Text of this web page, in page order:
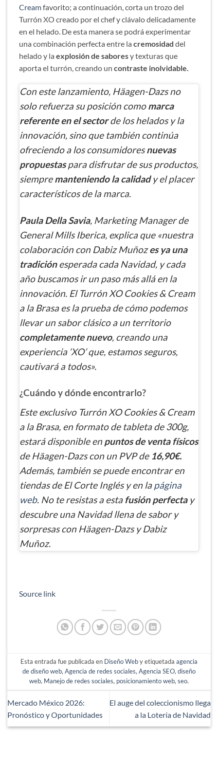
Creamfavorito; a continuación, corta un trozo del
Turrón XO creado por el chef y clávalo delicadamente
en el helado. De esta manera se podrá experimentar
una combinación perfecta entre la cremosidad del
helado y la explosión de saboresy texturas que
aporta el turrón, creando un contraste inolvidable.
Con este lanzamiento, Häagen-Dazs no
solo refuerza su posición como marca
referente en el sectorde los helados y la
innovación, sino que también continúa
ofreciendo a los consumidoresnuevas
propuestaspara disfrutar de sus productos,
siempremanteniendo la calidady el placer
característicos de la marca.
Paula Della Savia, Marketing Manager de
General Mills Iberica, explica que «nuestra
colaboración con Dabiz Muñozes ya una
tradiciónesperada cada Navidad, y cada
año buscamos ir un paso más allá en la
innovación. El Turrón XO Cookies & Cream
a la Brasa es la prueba de cómo podemos
llevar un sabor clásico a un territorio
completamente nuevo, creando una
experiencia ‘XO’ que, estamos seguros,
cautivará a todos».
¿Cuándo y dónde encontrarlo?
Este exclusivo Turrón XO Cookies & Cream
a la Brasa, en formato de tableta de 300g,
estará disponible enpuntos de venta físicos
de Häagen-Dazs con un PVP de 16,90€.
Además, también se puede encontrar en
tiendas de El Corte Inglés y en lapágina
web. No te resistas a esta fusión perfectay
descubre una Navidad llena de sabor y
sorpresas con Häagen-Dazs y Dabiz
Muñoz.
Source link
Esta entrada fue publicada en Diseño Weby etiquetada agencia
de diseño web,Agencia de redes sociales,Agencia SEO,diseño
web, Manejo de redes sociales, posicionamiento web,seo.
Mercado México 2026:
Pronóstico y Oportunidades
El auge del coleccionismo llega
a la Lotería de Navidad